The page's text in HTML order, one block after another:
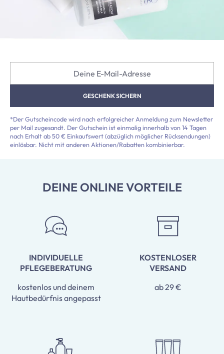
GESCHENK SICHERN
*Der Gutscheincode wird nach erfolgreicher Anmeldung zum Newsletter
per Mail zugesandt. Der Gutschein ist einmalig innerhalb von 14 Tagen
nach Erhalt ab 50 € Einkaufswert (abzüglich möglicher Rücksendungen)
einlösbar. Nicht mit anderen Aktionen/Rabatten kombinierbar.
DEINE ONLINE VORTEILE
INDIVIDUELLE
PFLEGEBERATUNG
kostenlos und deinem
Hautbedürfnis angepasst
KOSTENLOSER
VERSAND
ab 29 €